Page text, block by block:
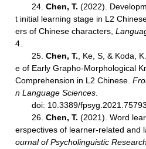
24.Chen, T. (2022).
t initial learning stage in L2
ers of Chinese characters,
4.
25.Chen, T., Ke, S, & Koda,
e of Early Grapho-Morphological
Comprehension in L2 Chinese.
n Language Sciences.
doi: 10.3389/
26.Chen, T. (2021). Word
erspectives of learner-related and
ournal of Psycholinguistic